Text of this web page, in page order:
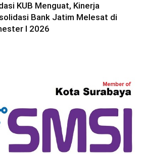
KUB Menguat, Kinerja
Bank Jatim Melesat di
I 2026